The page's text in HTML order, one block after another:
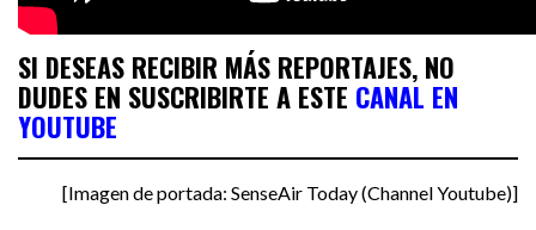
SI DESEAS RECIBIR MÁS REPORTAJES, NO
DUDES EN SUSCRIBIRTE A ESTE CANAL EN
YOUTUBE
[Imagen de portada: SenseAir Today (Channel Youtube)]